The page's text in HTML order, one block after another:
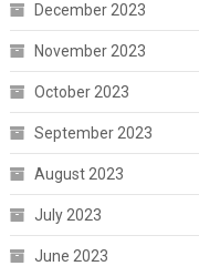
December 2023
November 2023
October 2023
September 2023
August 2023
July 2023
June 2023